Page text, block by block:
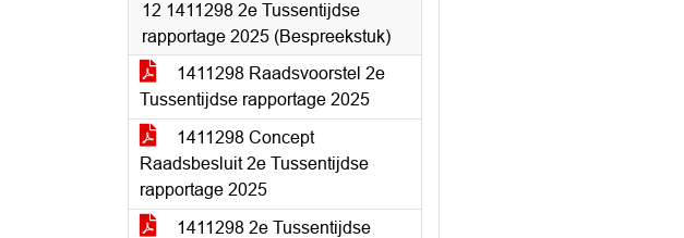
12 1411298 2e Tussentijdse
rapportage 2025 (Bespreekstuk)
1411298 Raadsvoorstel 2e
Tussentijdse rapportage 2025
1411298 Concept
Raadsbesluit 2e Tussentijdse
rapportage 2025
1411298 2e Tussentijdse